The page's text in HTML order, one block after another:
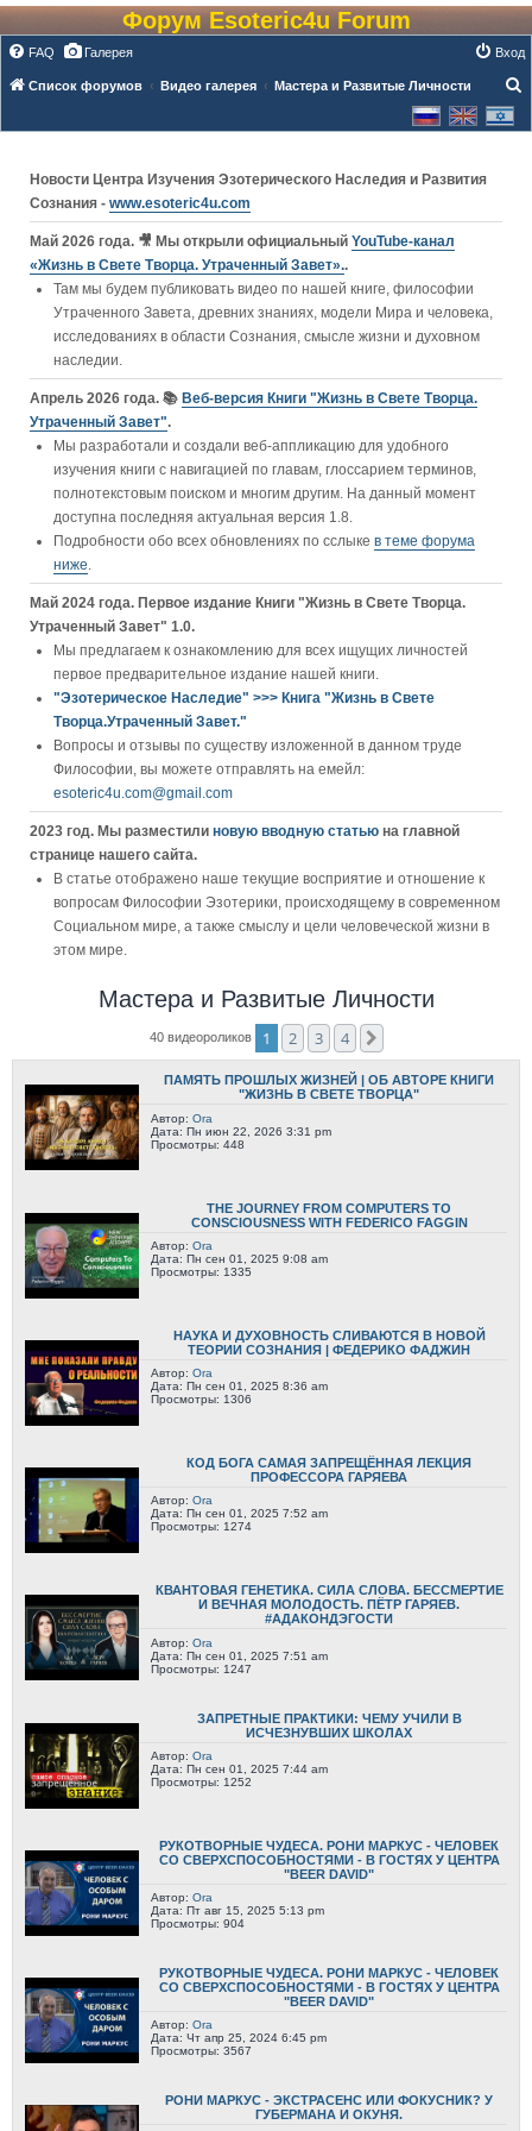
Форум Esoteric4u Forum
FAQ Галерея Вход
Список форумов Видео галерея Мастера и Развитые Личности
Новости Центра Изучения Эзотерического Наследия и Развития
Сознания - www.esoteric4u.com
Май 2026 года. 🎥 Мы открыли официальный YouTube‑канал
«Жизнь в Свете Творца. Утраченный Завет»..
Там мы будем публиковать видео по нашей книге, философии
Утраченного Завета, древних знаниях, модели Мира и человека,
исследованиях в области Сознания, смысле жизни и духовном
наследии.
Апрель 2026 года. 📚 Веб-версия Книги "Жизнь в Свете Творца.
Утраченный Завет".
Мы разработали и создали веб-аппликацию для удобного
изучения книги c навигацией по главам, глоссарием терминов,
полнотекстовым поиском и многим другим. На данный момент
доступна последняя актуальная версия 1.8.
Подробности обо всех обновлениях по сслыке в теме форума
ниже.
Май 2024 года. Первое издание Книги "Жизнь в Свете Творца.
Утраченный Завет" 1.0.
Мы предлагаем к ознакомлению для всех ищущих личностей
первое предварительное издание нашей книги.
"Эзотерическое Наследие" >>> Книга "Жизнь в Свете
Творца.Утраченный Завет."
Вопросы и отзывы по существу изложенной в данном труде
Философии, вы можете отправлять на емейл:
esoteric4u.com@gmail.com
2023 год. Мы разместили новую вводную статью на главной
странице нашего сайта.
В статье отображено наше текущие восприятие и отношение к
вопросам Философии Эзотерики, происходящему в современном
Социальном мире, а также смыслу и цели человеческой жизни в
этом мире.
Мастера и Развитые Личности
40 видеороликов 1 2 3 4
ПАМЯТЬ ПРОШЛЫХ ЖИЗНЕЙ | ОБ АВТОРЕ КНИГИ
"ЖИЗНЬ В СВЕТЕ ТВОРЦА"
Автор: Ora
Дата: Пн июн 22, 2026 3:31 pm
Просмотры: 448
THE JOURNEY FROM COMPUTERS TO
CONSCIOUSNESS WITH FEDERICO FAGGIN
Автор: Ora
Дата: Пн сен 01, 2025 9:08 am
Просмотры: 1335
НАУКА И ДУХОВНОСТЬ СЛИВАЮТСЯ В НОВОЙ
ТЕОРИИ СОЗНАНИЯ | ФЕДЕРИКО ФАДЖИН
Автор: Ora
Дата: Пн сен 01, 2025 8:36 am
Просмотры: 1306
КОД БОГА САМАЯ ЗАПРЕЩЁННАЯ ЛЕКЦИЯ
ПРОФЕССОРА ГАРЯЕВА
Автор: Ora
Дата: Пн сен 01, 2025 7:52 am
Просмотры: 1274
КВАНТОВАЯ ГЕНЕТИКА. СИЛА СЛОВА. БЕССМЕРТИЕ
И ВЕЧНАЯ МОЛОДОСТЬ. ПЁТР ГАРЯЕВ.
#АДАКОНДЭГОСТИ
Автор: Ora
Дата: Пн сен 01, 2025 7:51 am
Просмотры: 1247
ЗАПРЕТНЫЕ ПРАКТИКИ: ЧЕМУ УЧИЛИ В
ИСЧЕЗНУВШИХ ШКОЛАХ
Автор: Ora
Дата: Пн сен 01, 2025 7:44 am
Просмотры: 1252
РУКОТВОРНЫЕ ЧУДЕСА. РОНИ МАРКУС - ЧЕЛОВЕК
СО СВЕРХСПОСОБНОСТЯМИ - В ГОСТЯХ У ЦЕНТРА
"BEER DAVID"
Автор: Ora
Дата: Пт авг 15, 2025 5:13 pm
Просмотры: 904
РУКОТВОРНЫЕ ЧУДЕСА. РОНИ МАРКУС - ЧЕЛОВЕК
СО СВЕРХСПОСОБНОСТЯМИ - В ГОСТЯХ У ЦЕНТРА
"BEER DAVID"
Автор: Ora
Дата: Чт апр 25, 2024 6:45 pm
Просмотры: 3567
РОНИ МАРКУС - ЭКСТРАСЕНС ИЛИ ФОКУСНИК? У
ГУБЕРМАНА И ОКУНЯ.